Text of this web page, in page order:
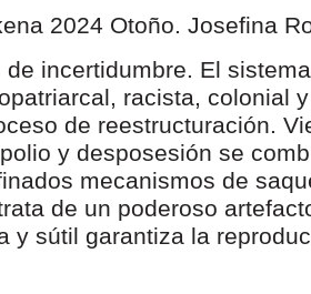
2024 Otoño. Josefina
incertidumbre. El
racista, colonial
de reestructuración.
y desposesión se
mecanismos de
de un poderoso
y sútil garantiza la